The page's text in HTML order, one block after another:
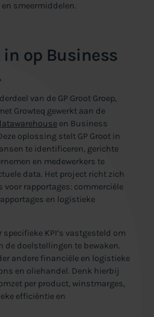
smeermiddelen.
in op Business
van de GP Groot Groep,
Growteq gewerkt aan de
en Business
oplossing stelt GP Groot in
te identificeren, gerichte
en medewerkers te
data. Het project richt zich
voor rapportages: commerciële
en logistieke
KPI’s vastgesteld om
de doelstellingen te bewaken.
andere financiële en logistieke
en oliehandel. Denk hierbij
per product, winstmarges,
efficiëntie en